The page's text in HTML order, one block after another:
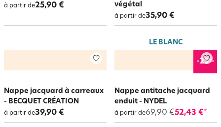
à partir de25,90 €
végétal
à partir de35,90 €
Nappe jacquard à carreaux
- BECQUET CRÉATION
à partir de39,90 €
LE BLANC
-25%
Nappe antitache jacquard
enduit - NYDEL
à partir de69,90 €52,43 €*